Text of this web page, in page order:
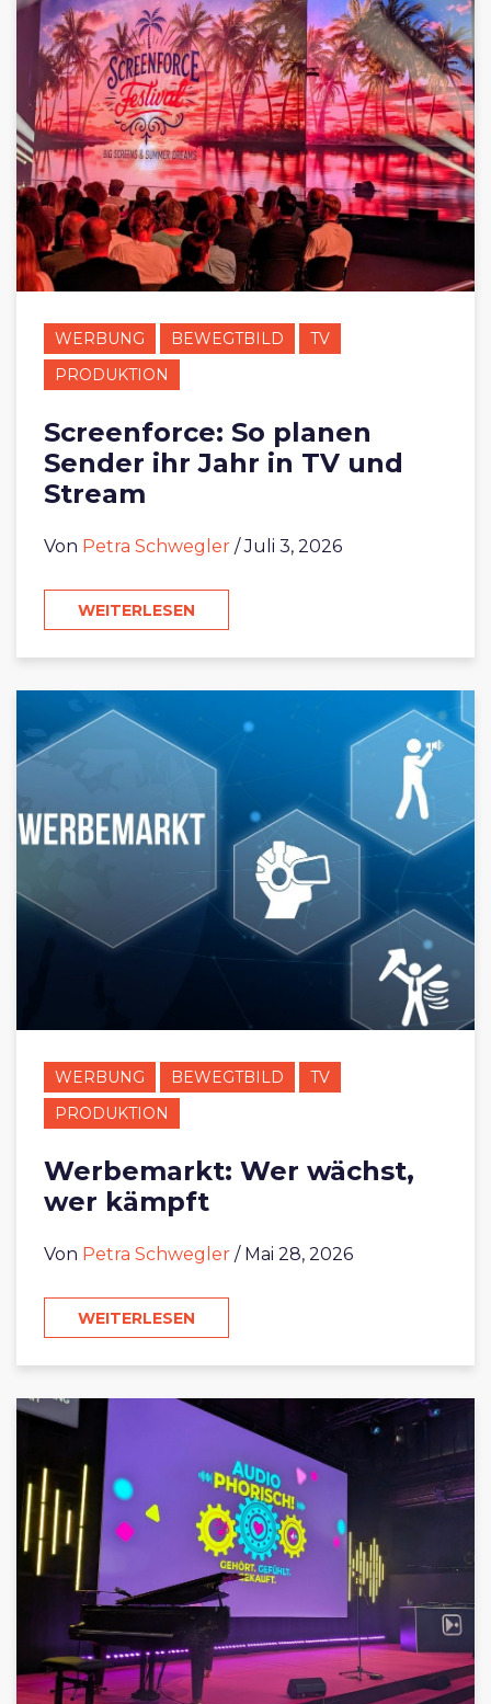
WERBUNG BEWEGTBILD
TV
PRODUKTION
Screenforce: So planen
Sender ihr Jahr in TV und
Stream
Von Petra Schwegler / Juli 3, 2026
WEITERLESEN
WERBUNG BEWEGTBILD
TV
PRODUKTION
Werbemarkt: Wer wächst,
wer kämpft
Von Petra Schwegler / Mai 28, 2026
WEITERLESEN